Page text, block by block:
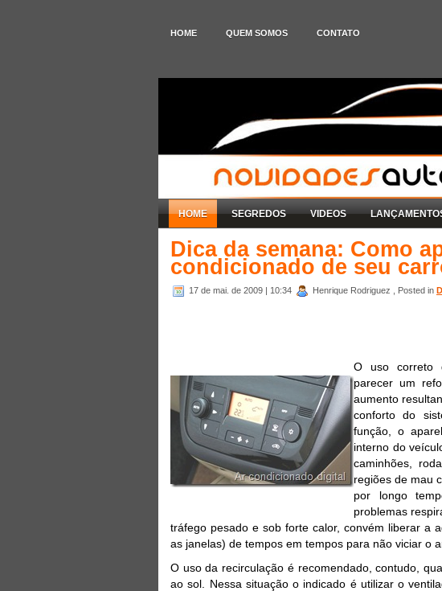
HOME QUEM SOMOS CONTATO
HOME SEGREDOS VIDEOS
Dica da semana: Como
condicionado de seu
17 de mai. de 2009 | 10:34 Henrique Rodriguez , Posted in
O uso correto
parecer um
aumento
conforto do
função, o
interno do
caminhões,
regiões de mau
por longo
problemas
tráfego pesado e sob forte calor, convém liberar a
as janelas) de tempos em tempos para não viciar o
O uso da recirculação é recomendado, contudo,
ao sol. Nessa situação o indicado é utilizar o